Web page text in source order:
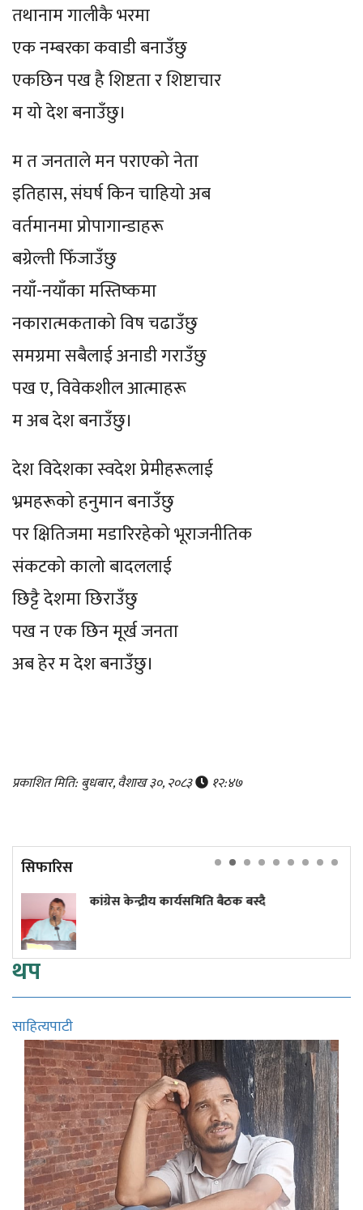
तथानाम गालीकै भरमा
एक नम्बरका कवाडी बनाउँछु
एकछिन पख है शिष्टता र शिष्टाचार
म यो देश बनाउँछु।
म त जनताले मन पराएको नेता
इतिहास, संघर्ष किन चाहियो अब
वर्तमानमा प्रोपागान्डाहरू
बग्रेल्ती फिँजाउँछु
नयाँ-नयाँका मस्तिष्कमा
नकारात्मकताको विष चढाउँछु
समग्रमा सबैलाई अनाडी गराउँछु
पख ए, विवेकशील आत्माहरू
म अब देश बनाउँछु।
देश विदेशका स्वदेश प्रेमीहरूलाई
भ्रमहरूको हनुमान बनाउँछु
पर क्षितिजमा मडारिरहेको भूराजनीतिक
संकटको कालो बादललाई
छिट्टै देशमा छिराउँछु
पख न एक छिन मूर्ख जनता
अब हेर म देश बनाउँछु।
प्रकाशित मिति: बुधबार, वैशाख ३०, २०८३ १२:४७
सिफारिस
कांग्रेस केन्द्रीय कार्यसमिति बैठक बस्दै
थप
साहित्यपाटी